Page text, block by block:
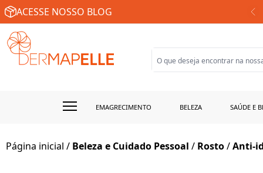
ACESSE NOSSO BLOG
SUA FARMÁCIA DE MANIPULAÇÃO ONLINE
EMAGRECIMENTO BELEZA SAÚDE E
Página inicial / Beleza e Cuidado Pessoal / Rosto/Anti-